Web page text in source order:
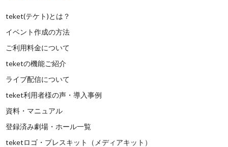
teket(テケト)とは？
イベント作成の方法
ご利用料金について
teketの機能ご紹介
ライブ配信について
teket利用者様の声・導入事例
資料・マニュアル
登録済み劇場・ホール一覧
teketロゴ・プレスキット（メディアキット）